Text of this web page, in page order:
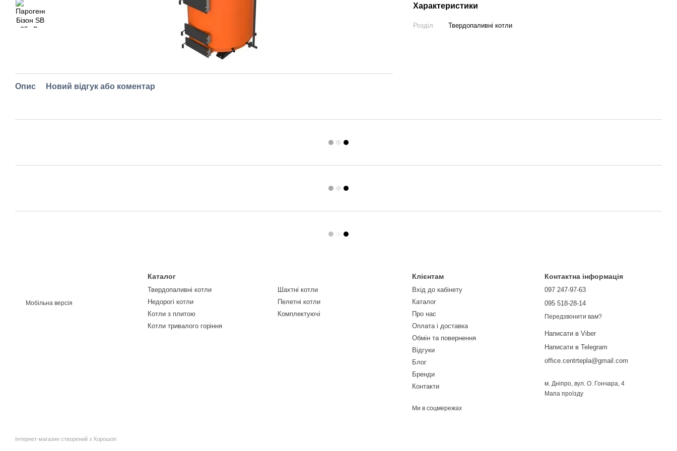
Опис Новий відгук або коментар
Характеристики
Розділ Твердопаливні котли
Мобільна версія
Інтернет-магазин створений з Хорошоп
Каталог
Твердопаливні котли
Недорогі котли
Котли з плитою
Котли тривалого горіння
Шахтні котли
Пелетні котли
Комплектуючі
Клієнтам
Вхід до кабінету
Каталог
Про нас
Оплата і доставка
Обмін та повернення
Відгуки
Блог
Бренди
Контакти
Ми в соцмережах
Контактна інформація
097 247-97-63
095 518-28-14
Передзвонити вам?
Написати в Viber
Написати в Telegram
office.centrtepla@gmail.com
м. Дніпро, вул. О. Гончара, 4
Мапа проїзду